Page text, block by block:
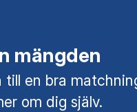
mängden
till en bra
om dig själv.